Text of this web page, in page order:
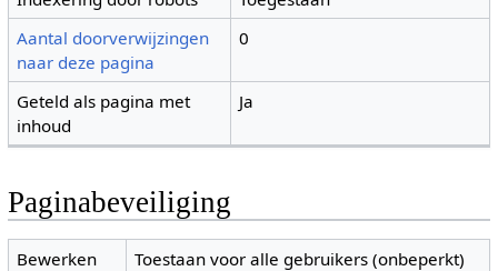
Aantal doorverwijzingen
naar deze pagina
0
Geteld als pagina met
inhoud
Ja
Paginabeveiliging
Bewerken
Toestaan voor alle gebruikers (onbeperkt)